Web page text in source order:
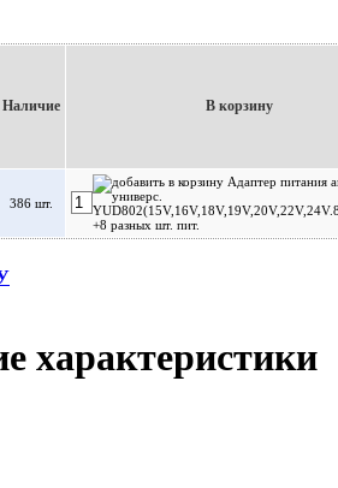
Наличие
В корзину
386 шт.
характеристики